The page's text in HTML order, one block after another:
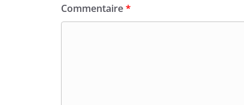
Commentaire*